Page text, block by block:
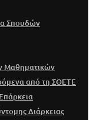
Σπουδών
Μαθηματικών
από τη ΣΘΕΤΕ
Διάρκειας